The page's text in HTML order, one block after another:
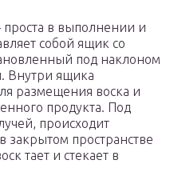
в выполнении и
собой ящик со
под наклоном
Внутри ящика
размещения воска и
продукта. Под
происходит
пространстве
тает и стекает в